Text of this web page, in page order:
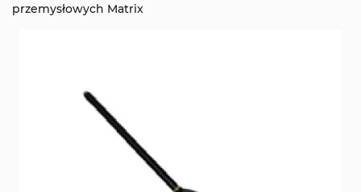
przemysłowych Matrix